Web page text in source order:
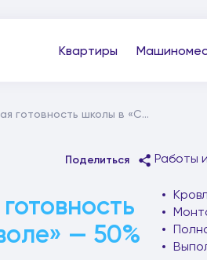
Квартиры
Строительная готовность школы в «Символе» — 50%
Поделиться
— 50%
Работы